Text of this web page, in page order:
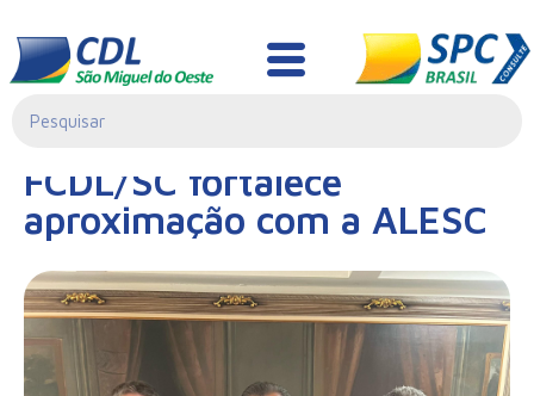
Notícias
FCDL/SC fortalece
aproximação com a ALESC